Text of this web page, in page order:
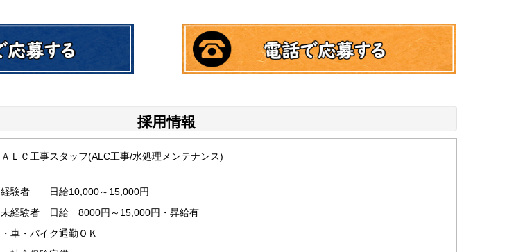
採用情報
ＡＬＣ工事スタッフ(ALC工事/水処理メンテナンス)
経験者 日給10,000～15,000円
未経験者 日給 8000円～15,000円・昇給有
・車・バイク通勤ＯＫ